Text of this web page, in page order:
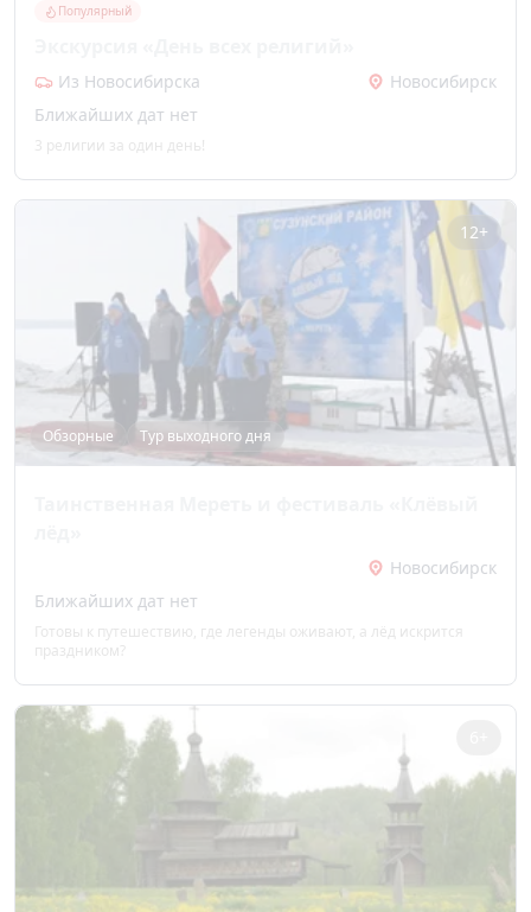
Популярный
Из Новосибирска
Новосибирск
Ближайших дат нет
3 религии за один день!
12+
Обзорные Тур выходного дня
Новосибирск
Ближайших дат нет
Готовы к путешествию, где легенды оживают, а лёд искрится
праздником?